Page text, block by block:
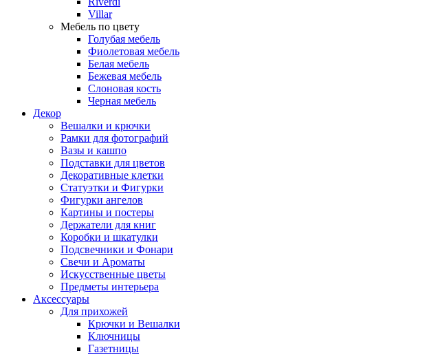
Villar
Мебель по цвету
Голубая мебель
Фиолетовая мебель
Белая мебель
Бежевая мебель
Слоновая кость
Черная мебель
Декор
Вешалки и крючки
Рамки для фотографий
Вазы и кашпо
Подставки для цветов
Декоративные клетки
Статуэтки и Фигурки
Фигурки ангелов
Картины и постеры
Держатели для книг
Коробки и шкатулки
Подсвечники и Фонари
Свечи и Ароматы
Искусственные цветы
Предметы интерьера
Аксессуары
Для прихожей
Крючки и Вешалки
Ключницы
Газетницы